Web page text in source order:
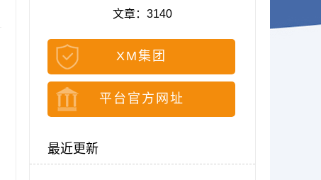
文章：3140
XM集团
平台官方网址
最近更新